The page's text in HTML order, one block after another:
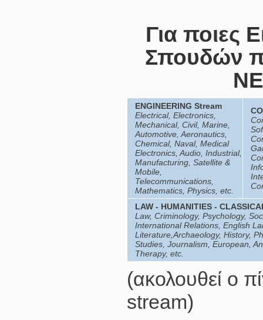
Για ποιες
Σπουδών
ENGINEERING Stream
Electrical, Electronics,
Mechanical, Civil, Marine,
Automotive, Aeronautics,
Chemical, Naval, Medical
Electronics, Audio, Industrial,
Manufacturing, Satellite &
Mobile,
Telecommunications,
Mathematics, Physics, etc.
LAW - HUMANITIES -
Law, Criminology, Psychology,
International Relations, English
Literature,Archaeology, History,
Studies, Journalism, European,
Therapy, etc.
(ακολουθεί ο
stream)